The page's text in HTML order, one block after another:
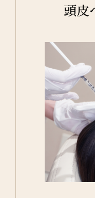
頭皮